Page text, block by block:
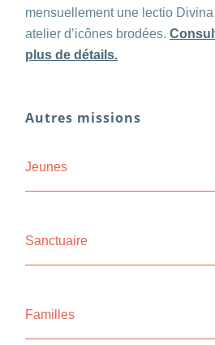
mensuellement une lectio
atelier d’icônes brodées.
plus de détails.
Autres missions
Jeunes
Sanctuaire
Familles